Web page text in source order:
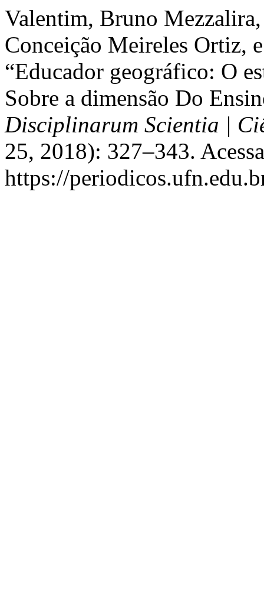
Valentim, Bruno
Conceição Meireles Ortiz,
“Educador geográfico: O
Sobre a dimensão Do
Disciplinarum Scientia |
25, 2018): 327–343.
https://